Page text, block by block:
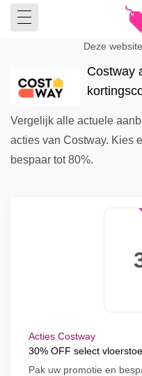
Deze
Costway
Vergelijk alle actuele
acties van Costway. Kies
bespaar tot 80%.
Acties Costway
30% OFF select
Pak uw promotie en